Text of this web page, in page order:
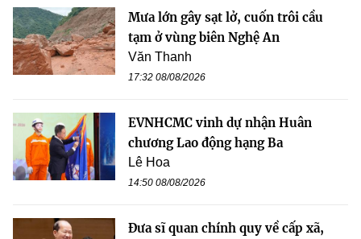
Mưa lớn gây sạt lở, cuốn trôi cầu
tạm ở vùng biên Nghệ An
Văn Thanh
17:32 08/08/2026
EVNHCMC vinh dự nhận Huân
chương Lao động hạng Ba
Lê Hoa
14:50 08/08/2026
Đưa sĩ quan chính quy về cấp xã,